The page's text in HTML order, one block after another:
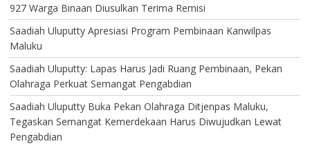
927 Warga Binaan Diusulkan Terima Remisi
Saadiah Uluputty Apresiasi Program Pembinaan Kanwilpas
Maluku
Saadiah Uluputty: Lapas Harus Jadi Ruang Pembinaan, Pekan
Olahraga Perkuat Semangat Pengabdian
Saadiah Uluputty Buka Pekan Olahraga Ditjenpas Maluku,
Tegaskan Semangat Kemerdekaan Harus Diwujudkan Lewat
Pengabdian